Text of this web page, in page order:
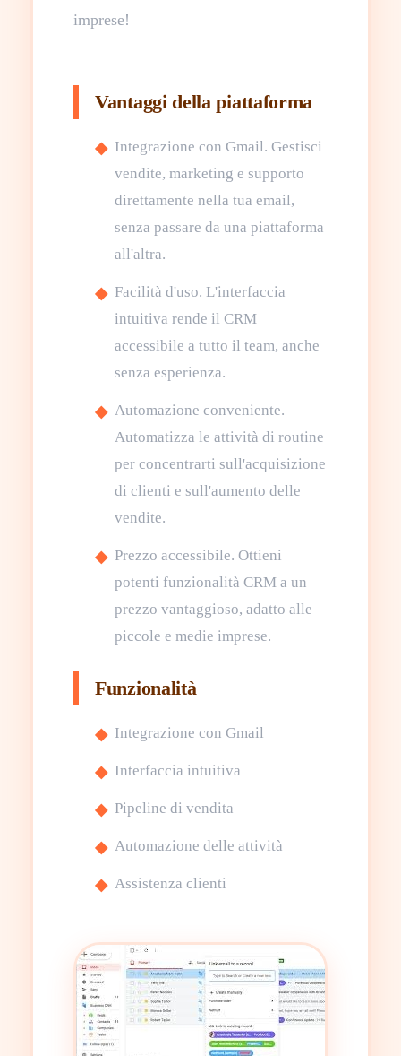
imprese!
Vantaggi della piattaforma
Integrazione con Gmail. Gestisci
vendite, marketing e supporto
direttamente nella tua email,
senza passare da una piattaforma
all'altra.
Facilità d'uso. L'interfaccia
intuitiva rende il CRM
accessibile a tutto il team, anche
senza esperienza.
Automazione conveniente.
Automatizza le attività di routine
per concentrarti sull'acquisizione
di clienti e sull'aumento delle
vendite.
Prezzo accessibile. Ottieni
potenti funzionalità CRM a un
prezzo vantaggioso, adatto alle
piccole e medie imprese.
Funzionalità
Integrazione con Gmail
Interfaccia intuitiva
Pipeline di vendita
Automazione delle attività
Assistenza clienti